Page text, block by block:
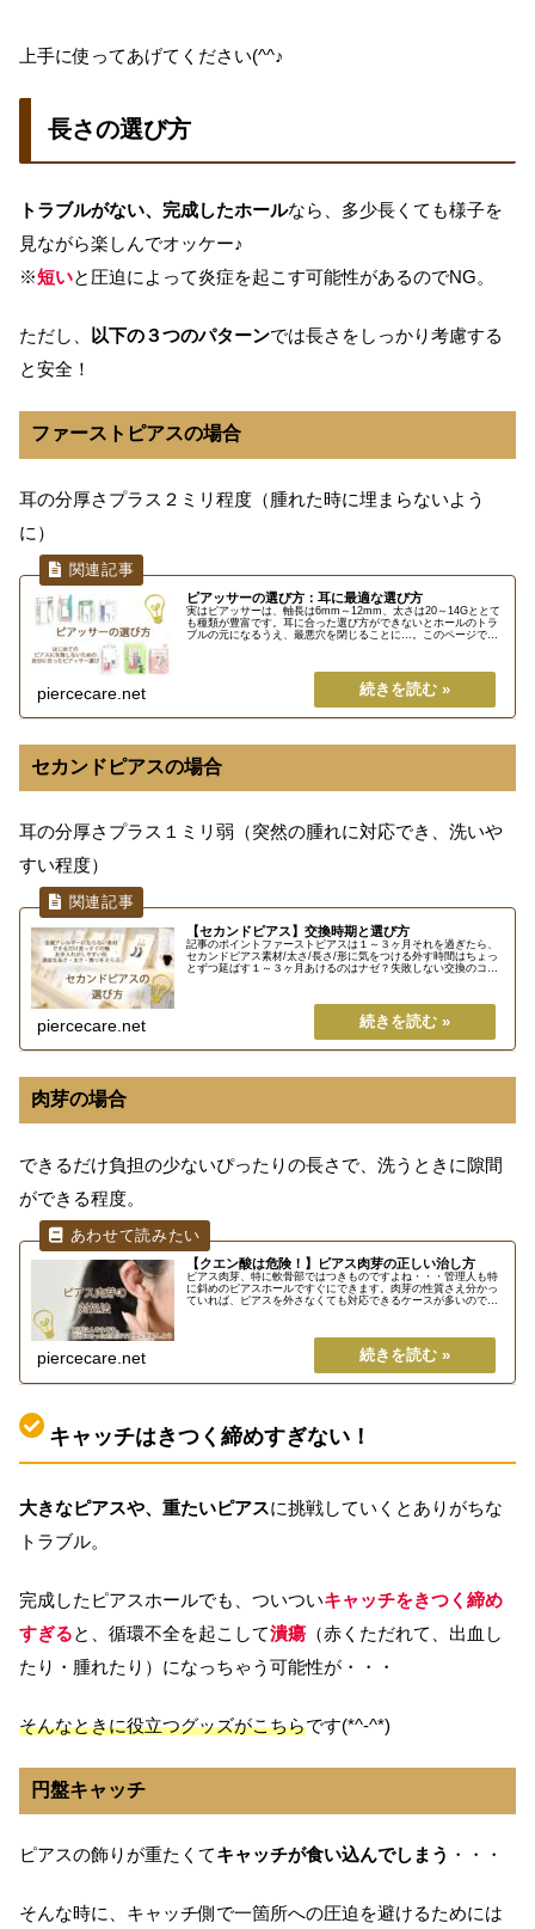
上手に使ってあげてください(^^♪
長さの選び方
トラブルがない、完成したホールなら、多少長くても様子を
見ながら楽しんでオッケー♪
※短いと圧迫によって炎症を起こす可能性があるのでNG。
ただし、 以下の３つのパターンでは長さをしっかり考慮する
と安全！
ファーストピアスの場合
耳の分厚さプラス２ミリ程度（腫れた時に埋まらないよう
に）
ピアッサーの選び方：耳に最適な選び方
実はピアッサーは、軸長は6mm～12mm、太さは20～14Gととて
も種類が豊富です。耳に合った選び方ができないとホールのトラ
ブルの元になるうえ、最悪穴を閉じることに…。このページでは
piercecare.net
セカンドピアスの場合
耳の分厚さプラス１ミリ弱（突然の腫れに対応でき、洗いや
すい程度）
【セカンドピアス】交換時期と選び方
記事のポイントファーストピアスは１～３ヶ月それを過ぎたら、
セカンドピアス素材/太さ/長さ/形に気をつける外す時間はちょっ
とずつ延ばす１～３ヶ月あけるのはナゼ？失敗しない交換のコツ
piercecare.net
肉芽の場合
できるだけ負担の少ないぴったりの長さで、洗うときに隙間
ができる程度。
【クエン酸は危険！】ピアス肉芽の正しい治し方
ピアス肉芽、特に軟骨部ではつきものですよね・・・管理人も特
に斜めのピアスホールですぐにできます。肉芽の性質さえ分かっ
ていれば、ピアスを外さなくても対応できるケースが多いので、
piercecare.net
キャッチはきつく締めすぎない！
大きなピアスや、重たいピアスに挑戦していくとありがちな
トラブル。
完成したピアスホールでも、ついついキャッチをきつく締め
すぎると、循環不全を起こして潰瘍 （赤くただれて、出血し
たり・腫れたり）になっちゃう可能性が・・・
そんなときに役立つグッズがこちらです(*^-^*)
円盤キャッチ
ピアスの飾りが重たくてキャッチが食い込んでしまう ・・・
そんな時に、キャッチ側で一箇所への圧迫を避けるためには